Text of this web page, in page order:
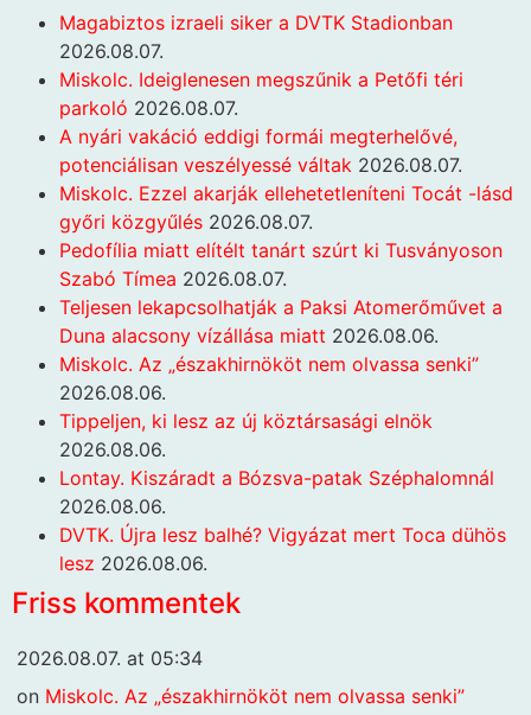
Magabiztos izraeli siker a DVTK Stadionban
2026.08.07.
Miskolc. Ideiglenesen megszűnik a Petőfi téri
parkoló 2026.08.07.
A nyári vakáció eddigi formái megterhelővé,
potenciálisan veszélyessé váltak 2026.08.07.
Miskolc. Ezzel akarják ellehetetleníteni Tocát -lásd
győri közgyűlés 2026.08.07.
Pedofília miatt elítélt tanárt szúrt ki Tusványoson
Szabó Tímea 2026.08.07.
Teljesen lekapcsolhatják a Paksi Atomerőművet a
Duna alacsony vízállása miatt 2026.08.06.
Miskolc. Az „északhirnököt nem olvassa senki”
2026.08.06.
Tippeljen, ki lesz az új köztársasági elnök
2026.08.06.
Lontay. Kiszáradt a Bózsva-patak Széphalomnál
2026.08.06.
DVTK. Újra lesz balhé? Vigyázat mert Toca dühös
lesz 2026.08.06.
Friss kommentek
2026.08.07. at 05:34
on Miskolc. Az „északhirnököt nem olvassa senki”